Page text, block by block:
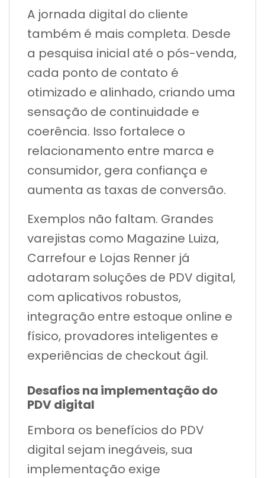
A jornada digital do cliente
também é mais completa. Desde
a pesquisa inicial até o pós-venda,
cada ponto de contato é
otimizado e alinhado, criando uma
sensação de continuidade e
coerência. Isso fortalece o
relacionamento entre marca e
consumidor, gera confiança e
aumenta as taxas de conversão.
Exemplos não faltam. Grandes
varejistas como Magazine Luiza,
Carrefour e Lojas Renner já
adotaram soluções de PDV digital,
com aplicativos robustos,
integração entre estoque online e
físico, provadores inteligentes e
experiências de checkout ágil.
Desafios na implementação do
PDV digital
Embora os benefícios do PDV
digital sejam inegáveis, sua
implementação exige